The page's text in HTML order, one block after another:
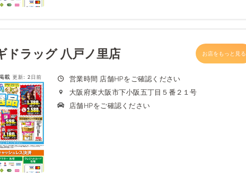
ドラッグ 八戸ノ里店 お店をもっと見る
載 更新: 2日前
営業時間 店舗HPをご確認ください
大阪府東大阪市下小阪五丁目５番２１号
店舗HPをご確認ください